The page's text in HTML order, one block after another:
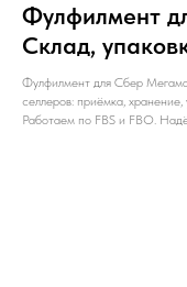
Фулфилмент
Склад,
Фулфилмент для Сбер
селлеров: приёмка,
Работаем по FBS и FBO.